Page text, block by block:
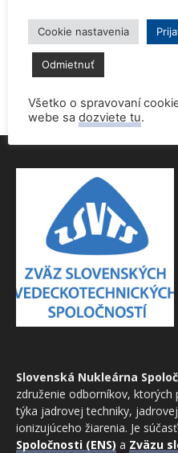
9. júna 2026
Povolenie jadrového dozoru
Slovenská Nukleárna
združenie odborníkov,
týka jadrovej techniky,
ionizujúceho žiarenia. Je
Spoločnosti (ENS) a Zväzu
Cookie nastavenia
Odmietnuť
Všetko o spravovaní
webe sa dozviete tu.